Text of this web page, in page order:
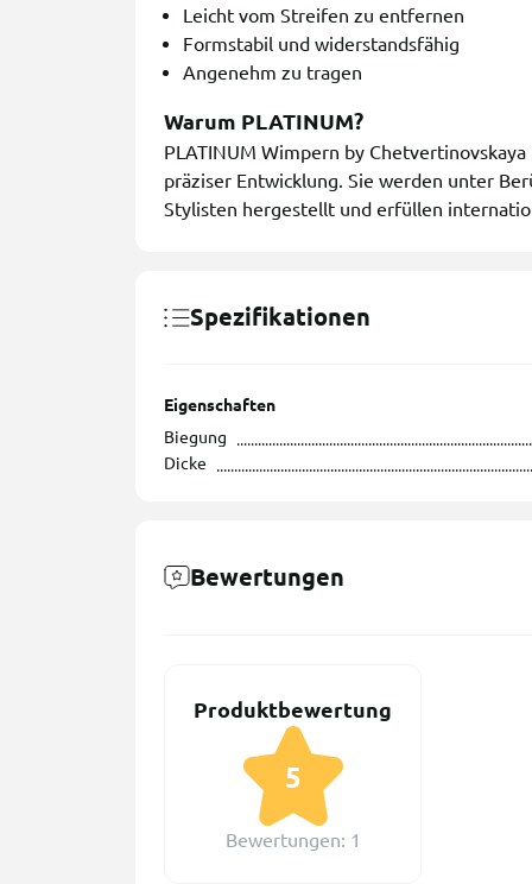
Leicht vom Streifen zu entfernen
Formstabil und widerstandsfähig
Angenehm zu tragen
Warum PLATINUM?
PLATINUM Wimpern by
präziser Entwicklung. Sie werden unter
Stylisten hergestellt und erfüllen
Spezifikationen
Eigenschaften
Biegung
Dicke
Bewertungen
Produktbewertung
5
Bewertungen: 1